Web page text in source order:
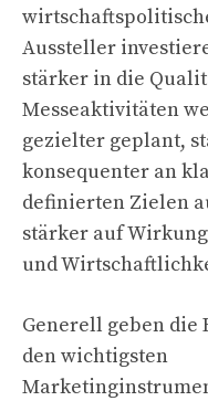
Aussteller
stärker in die
Messeaktivitäten
gezielter geplant,
konsequenter an
definierten Zielen
stärker auf Wirkung
und
Generell geben die
den wichtigsten